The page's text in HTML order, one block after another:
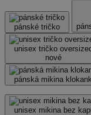
pánské tričko
unisex tričko
nové
pánská mikina
unisex mikina bez